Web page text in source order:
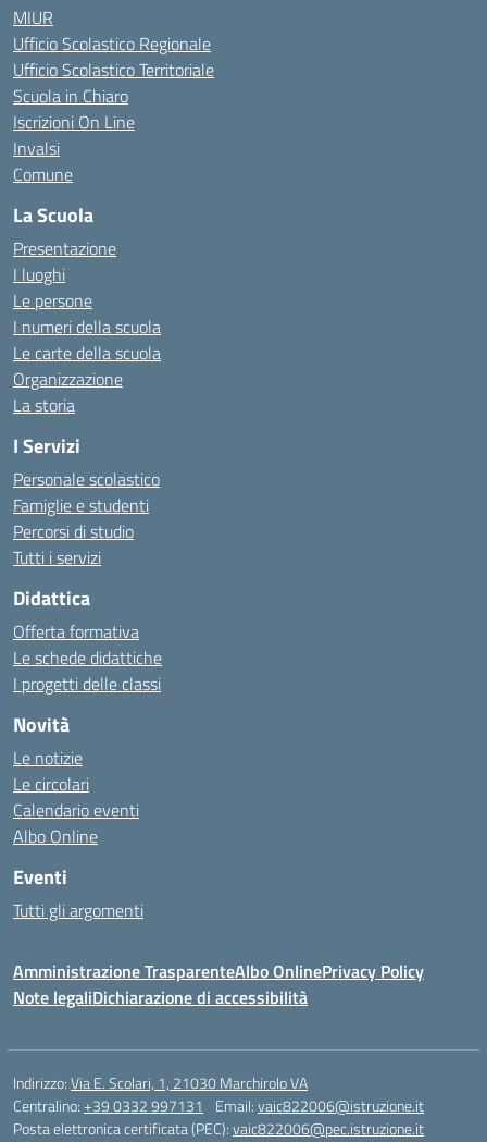
MIUR
Ufficio Scolastico Regionale
Ufficio Scolastico Territoriale
Scuola in Chiaro
Iscrizioni On Line
Invalsi
Comune
La Scuola
Presentazione
I luoghi
Le persone
I numeri della scuola
Le carte della scuola
Organizzazione
La storia
I Servizi
Personale scolastico
Famiglie e studenti
Percorsi di studio
Tutti i servizi
Didattica
Offerta formativa
Le schede didattiche
I progetti delle classi
Novità
Le notizie
Le circolari
Calendario eventi
Albo Online
Eventi
Tutti gli argomenti
Amministrazione TrasparenteAlbo OnlinePrivacy Policy
Note legaliDichiarazione di accessibilità
Indirizzo:Via E. Scolari, 1, 21030 Marchirolo VA
Centralino:+39 0332 997131 Email:vaic822006@istruzione.it
Posta elettronica certificata (PEC):vaic822006@pec.istruzione.it